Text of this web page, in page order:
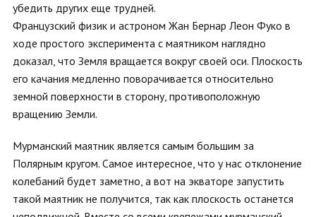
убедить других еще трудней.
Французский физик и астроном Жан Бернар Леон Фуко в
ходе простого эксперимента с маятником наглядно
доказал, что Земля вращается вокруг своей оси. Плоскость
его качания медленно поворачивается относительно
земной поверхности в сторону, противоположную
вращению Земли.
Мурманский маятник является самым большим за
Полярным кругом. Самое интересное, что у нас отклонение
колебаний будет заметно, а вот на экваторе запустить
такой маятник не получится, так как плоскость останется